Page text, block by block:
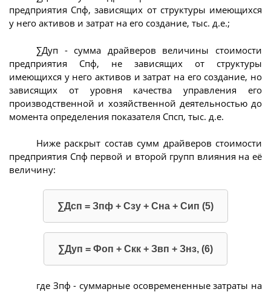
предприятия Спф, зависящих от структуры имеющихся
у него активов и затрат на его создание, тыс. д.е.;
∑Дуп - сумма драйверов величины стоимости
предприятия Спф, не зависящих от структуры
имеющихся у него активов и затрат на его создание, но
зависящих от уровня качества управления его
производственной и хозяйственной деятельностью до
момента определения показателя Спсп, тыс. д.е.
Ниже раскрыт состав сумм драйверов стоимости
предприятия Спф первой и второй групп влияния на её
величину:
∑Дсп = Зпф + Сзу + Сна + Сип (5)
∑Дуп = Фоп + Скк + Звп + Знз, (6)
где Зпф - суммарные осовремененные затраты на